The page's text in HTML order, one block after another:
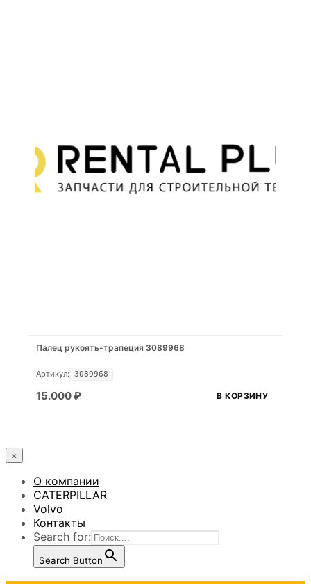
Палец рукоять-трапеция 3089968
Артикул: 3089968
15.000₽ В КОРЗИНУ
×
О компании
CATERPILLAR
Volvo
Контакты
Search for:
Search Button